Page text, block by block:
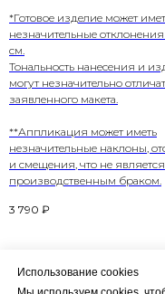
*Готовое изделие может
незначительные
см.
Тональность нанесения и
могут незначительно
заявленного макета.
**Аппликация может иметь
незначительные наклоны,
и смещения, что не является
производственным браком.
3 790 ₽
Использование cookies